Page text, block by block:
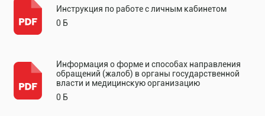
Инструкция по работе с личным кабинетом
0 Б
Информация о форме и способах направления
обращений (жалоб) в органы государственной
власти и медицинскую организацию
0 Б